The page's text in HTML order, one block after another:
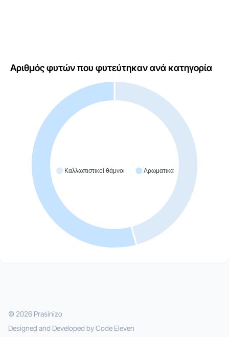
Αριθμός φυτών που φυτεύτηκαν ανά κατηγορία
Καλλωπιστικοί θάμνοι Αρωματικά
© 2026 Prasinizo
Designed and Developed byCode Eleven